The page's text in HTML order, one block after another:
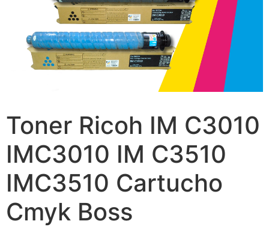
Toner Ricoh IM C3010
IMC3010 IM C3510
IMC3510 Cartucho
Cmyk Boss